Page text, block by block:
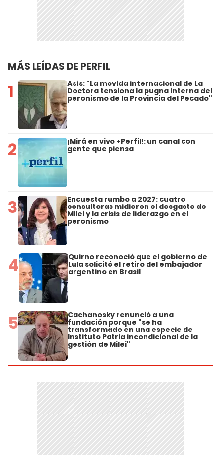
MÁS LEÍDAS DE PERFIL
1 Asís: "La movida internacional de La
Doctora tensiona la pugna interna del
peronismo de la Provincia del Pecado"
2 ¡Mirá en vivo +Perfil!: un canal con
gente que piensa
3 Encuesta rumbo a 2027: cuatro
consultoras midieron el desgaste de
Milei y la crisis de liderazgo en el
peronismo
4 Quirno reconoció que el gobierno de
Lula solicitó el retiro del embajador
argentino en Brasil
5 Cachanosky renunció a una
fundación porque "se ha
transformado en una especie de
Instituto Patria incondicional de la
gestión de Milei"